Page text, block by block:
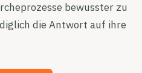
bewusster zu
die Antwort auf ihre